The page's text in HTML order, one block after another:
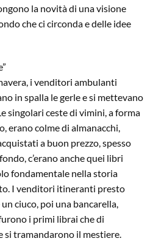
la novità di una visione
che ci circonda e delle idee
i venditori ambulanti
in spalla le gerle e si mettevano
singolari ceste di vimini, a forma
erano colme di almanacchi,
a buon prezzo, spesso
c’erano anche quei libri
fondamentale nella storia
I venditori itineranti presto
ciuco, poi una bancarella,
i primi librai che di
si tramandarono il mestiere.